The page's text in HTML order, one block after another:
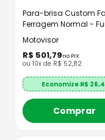
Para-brisa Custom
Ferragem Normal -
Motovisor
Motovisor
R$ 501,79no PIX
ou 10x de R$ 52,82
Economize R$
Comprar